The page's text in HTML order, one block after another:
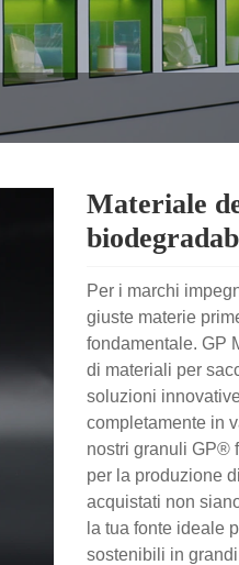
Materiale
Per i marchi
giuste materie
fondamentale. GP
di materiali per
soluzioni
completamente in
nostri granuli GP®
per la produzione
acquistati non
la tua fonte ideale
sostenibili in